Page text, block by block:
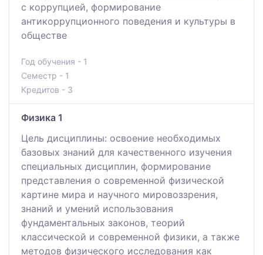
с коррупцией, формирование
антикоррупционного поведения и культуры в
обществе
Год обучения - 1
Семестр - 1
Кредитов - 3
Физика 1
Цель дисциплины: освоение необходимых
базовых знаний для качественного изучения
специальных дисциплин, формирование
представления о современной физической
картине мира и научного мировоззрения,
знаний и умений использования
фундаментальных законов, теорий
классической и современной физики, а также
методов физического исследования как